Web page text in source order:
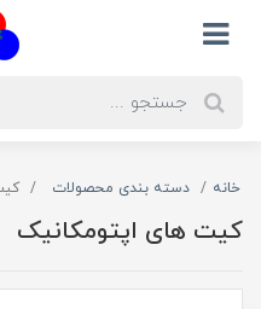
خانه دسته بندی محصولات
کیت های اپتومکانیک